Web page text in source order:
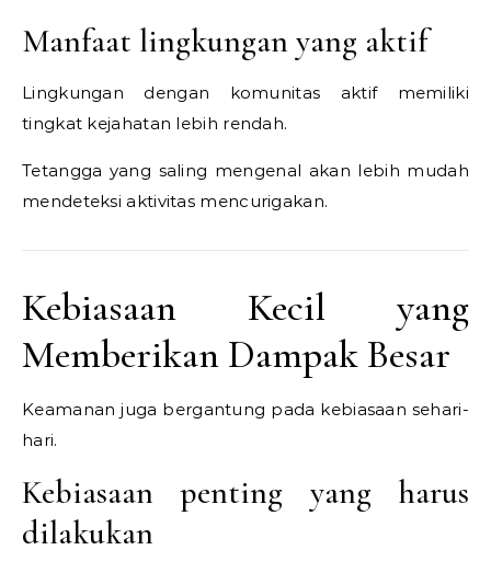
Manfaat lingkungan yang aktif
Lingkungan dengan komunitas aktif memiliki
tingkat kejahatan lebih rendah.
Tetangga yang saling mengenal akan lebih mudah
mendeteksi aktivitas mencurigakan.
Kebiasaan Kecil yang
Memberikan Dampak Besar
Keamanan juga bergantung pada kebiasaan sehari-
hari.
Kebiasaan penting yang harus
dilakukan